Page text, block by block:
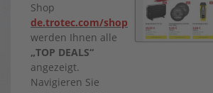
Shop
de.trotec.com/shop
werden Ihnen alle
„TOP DEALS“
angezeigt.
Navigieren Sie